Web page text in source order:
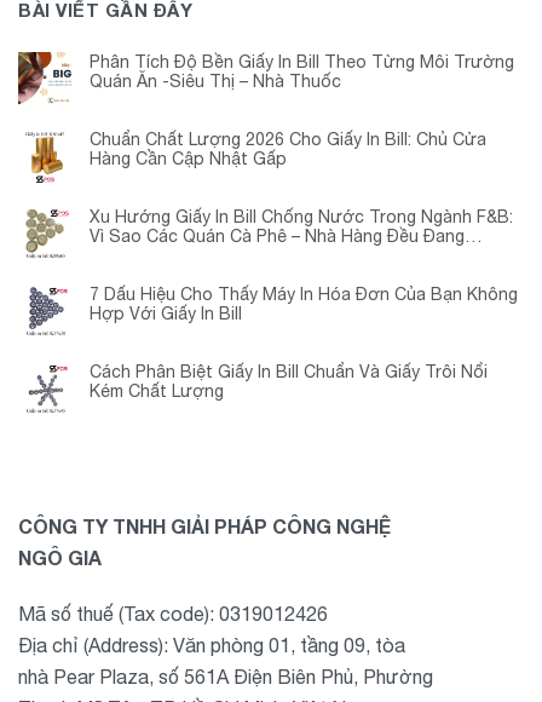
BÀI VIẾT GẦN ĐÂY
Phân Tích Độ Bền Giấy In Bill Theo Từng Môi Trường
Quán Ăn -Siêu Thị – Nhà Thuốc
Chuẩn Chất Lượng 2026 Cho Giấy In Bill: Chủ Cửa
Hàng Cần Cập Nhật Gấp
Xu Hướng Giấy In Bill Chống Nước Trong Ngành F&B:
Vì Sao Các Quán Cà Phê – Nhà Hàng Đều Đang
7 Dấu Hiệu Cho Thấy Máy In Hóa Đơn Của Bạn Không
Hợp Với Giấy In Bill
Cách Phân Biệt Giấy In Bill Chuẩn Và Giấy Trôi Nổi
Kém Chất Lượng
CÔNG TY TNHH GIẢI PHÁP CÔNG NGHỆ
NGÔ GIA
Mã số thuế (Tax code): 0319012426
Địa chỉ (Address): Văn phòng 01, tầng 09, tòa
nhà Pear Plaza, số 561A Điện Biên Phủ, Phường